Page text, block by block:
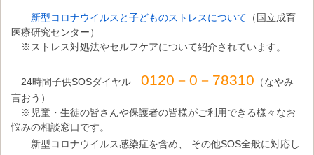
新型コロナウイルスと子どものストレスについて （国立成育
医療研究センター）
※ストレス対処法やセルフケアについて紹介されています。
24時間子供SOSダイヤル 0120－0－78310 （なやみ
言おう）
※児童・生徒の皆さんや保護者の皆様がご利用できる様々なお
悩みの相談窓口です。
新型コロナウイルス感染症を含め、
その他SOS全般に対応し